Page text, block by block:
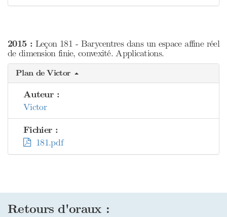
2015 : Leçon 181 - Barycentres dans un espace affine réel
de dimension finie, convexité. Applications.
Plan de Victor
Auteur :
Victor
Fichier :
181.pdf
Retours d'oraux :